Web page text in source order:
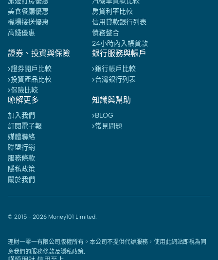
美食餐廳優惠
機場接送優惠
高鐵優惠
房貸利率比較
信用貸款銀行列表
債務整合
24小時內入帳貸款
證券、投資與保險
證券開戶比較
投資產品比較
保險比較
銀行服務與帳戶
銀行帳戶比較
台灣銀行列表
暸解更多
加入我們
訂閱電子報
媒體聯絡
聯盟行銷
服務條款
隱私政策
關於我們
知識與幫助
BLOG
常見問題
© 2015 - 2026 Money101 Limited.
理財一零一有限公司版權所有。本公司不提供代辦服務，使用此網站即視為同
意我們的服務條款及 隱私政策.